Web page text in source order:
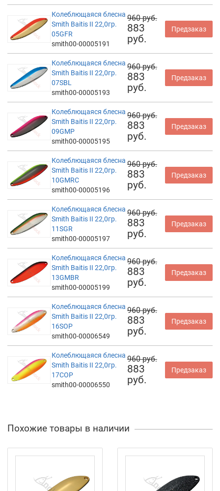
Колеблющаяся блесна
Smith Baitis II 22,0гр.
05GFR
smith00-00005191
960 руб.
883
руб.
Предзаказ
Колеблющаяся блесна
Smith Baitis II 22,0гр.
07SBL
smith00-00005193
960 руб.
883
руб.
Предзаказ
Колеблющаяся блесна
Smith Baitis II 22,0гр.
09GMP
smith00-00005195
960 руб.
883
руб.
Предзаказ
Колеблющаяся блесна
Smith Baitis II 22,0гр.
10GMRC
smith00-00005196
960 руб.
883
руб.
Предзаказ
Колеблющаяся блесна
Smith Baitis II 22,0гр.
11SGR
smith00-00005197
960 руб.
883
руб.
Предзаказ
Колеблющаяся блесна
Smith Baitis II 22,0гр.
13GMBR
smith00-00005199
960 руб.
883
руб.
Предзаказ
Колеблющаяся блесна
Smith Baitis II 22,0гр.
16SOP
smith00-00006549
960 руб.
883
руб.
Предзаказ
Колеблющаяся блесна
Smith Baitis II 22,0гр.
17COP
smith00-00006550
960 руб.
883
руб.
Предзаказ
Похожие товары в наличии